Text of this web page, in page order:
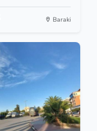
Baraki